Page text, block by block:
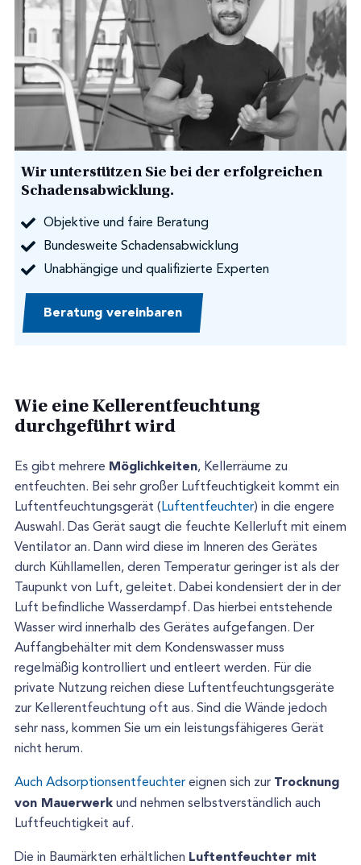
Wir unterstützen Sie bei der erfolgreichen
Schadensabwicklung.
Objektive und faire Beratung
Bundesweite Schadensabwicklung
Unabhängige und qualifizierte Experten
Beratung vereinbaren
Wie eine Kellerentfeuchtung
durchgeführt wird
Es gibt mehrere Möglichkeiten, Kellerräume zu
entfeuchten. Bei sehr großer Luftfeuchtigkeit kommt ein
Luftentfeuchtungsgerät ( Luftentfeuchter) in die engere
Auswahl. Das Gerät saugt die feuchte Kellerluft mit einem
Ventilator an. Dann wird diese im Inneren des Gerätes
durch Kühllamellen, deren Temperatur geringer ist als der
Taupunkt von Luft, geleitet. Dabei kondensiert der in der
Luft befindliche Wasserdampf. Das hierbei entstehende
Wasser wird innerhalb des Gerätes aufgefangen. Der
Auffangbehälter mit dem Kondenswasser muss
regelmäßig kontrolliert und entleert werden. Für die
private Nutzung reichen diese Luftentfeuchtungsgeräte
zur Kellerentfeuchtung oft aus. Sind die Wände jedoch
sehr nass, kommen Sie um ein leistungsfähigeres Gerät
nicht herum.
Auch Adsorptionsentfeuchter eignen sich zur Trocknung
von Mauerwerk und nehmen selbstverständlich auch
Luftfeuchtigkeit auf.
Die in Baumärkten erhältlichen Luftentfeuchter mit